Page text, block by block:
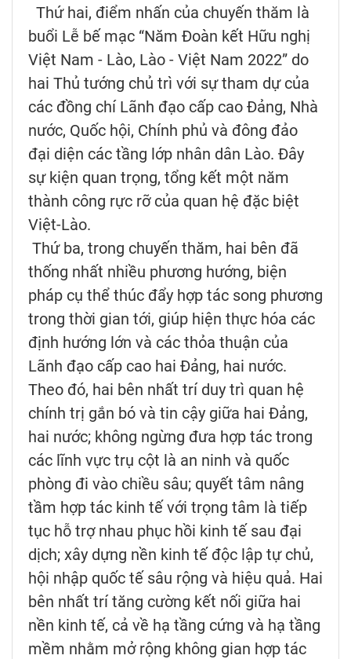
Thứ hai, điểm nhấn của chuyến thăm là
buổi Lễ bế mạc “Năm Đoàn kết Hữu nghị
Việt Nam - Lào, Lào - Việt Nam 2022” do
hai Thủ tướng chủ trì với sự tham dự của
các đồng chí Lãnh đạo cấp cao Đảng, Nhà
nước, Quốc hội, Chính phủ và đông đảo
đại diện các tầng lớp nhân dân Lào. Đây
sự kiện quan trọng, tổng kết một năm
thành công rực rỡ của quan hệ đặc biệt
Việt-Lào.
Thứ ba, trong chuyến thăm, hai bên đã
thống nhất nhiều phương hướng, biện
pháp cụ thể thúc đẩy hợp tác song phương
trong thời gian tới, giúp hiện thực hóa các
định hướng lớn và các thỏa thuận của
Lãnh đạo cấp cao hai Đảng, hai nước.
Theo đó, hai bên nhất trí duy trì quan hệ
chính trị gắn bó và tin cậy giữa hai Đảng,
hai nước; không ngừng đưa hợp tác trong
các lĩnh vực trụ cột là an ninh và quốc
phòng đi vào chiều sâu; quyết tâm nâng
tầm hợp tác kinh tế với trọng tâm là tiếp
tục hỗ trợ nhau phục hồi kinh tế sau đại
dịch; xây dựng nền kinh tế độc lập tự chủ,
hội nhập quốc tế sâu rộng và hiệu quả. Hai
bên nhất trí tăng cường kết nối giữa hai
nền kinh tế, cả về hạ tầng cứng và hạ tầng
mềm nhằm mở rộng không gian hợp tác